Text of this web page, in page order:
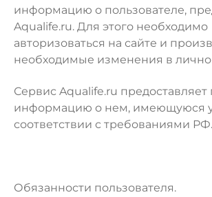
информацию о пользователе,
Aqualife.ru. Для этого необходимо
авторизоваться на сайте и
необходимые изменения в
Сервис Aqualife.ru предоставляет
информацию о нем, имеющуюся у
соответствии с требованиями РФ.
Обязанности пользователя.